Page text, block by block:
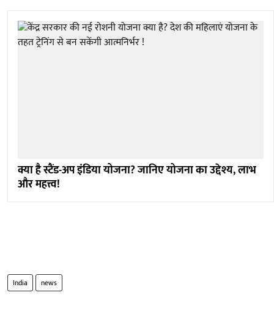
क्या है स्टैंड-अप इंडिया योजना? जानिए योजना का उद्देश्य, लाभ
और महत्त्व!
India news